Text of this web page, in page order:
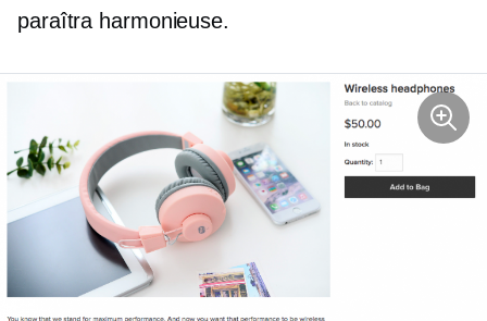
paraîtra harmonieuse.